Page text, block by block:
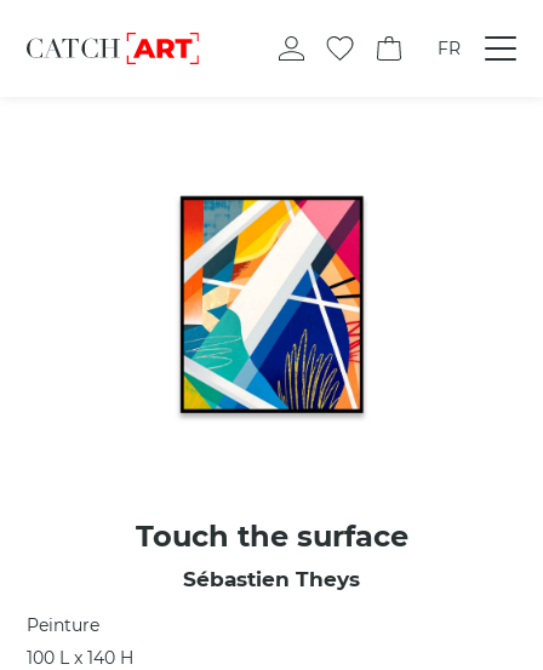
FR
Touch the surface
Sébastien Theys
Peinture
100 L x 140 H